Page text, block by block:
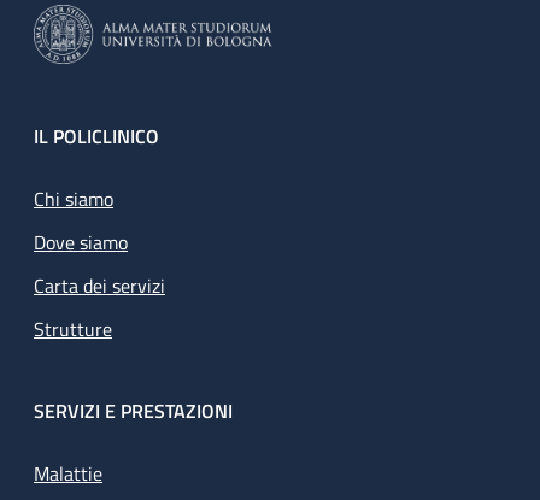
Footer
IL POLICLINICO
Chi siamo
Dove siamo
Carta dei servizi
Strutture
SERVIZI E PRESTAZIONI
Malattie